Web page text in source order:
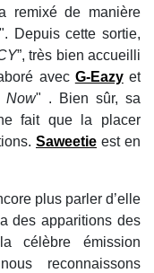
remixé de manière
". Depuis cette sortie,
”, très bien accueilli
avec G-Eazyet
Now" . Bien sûr, sa
fait que la placer
Saweetie est en
plus parler d’elle
des apparitions des
célèbre émission
reconnaissons